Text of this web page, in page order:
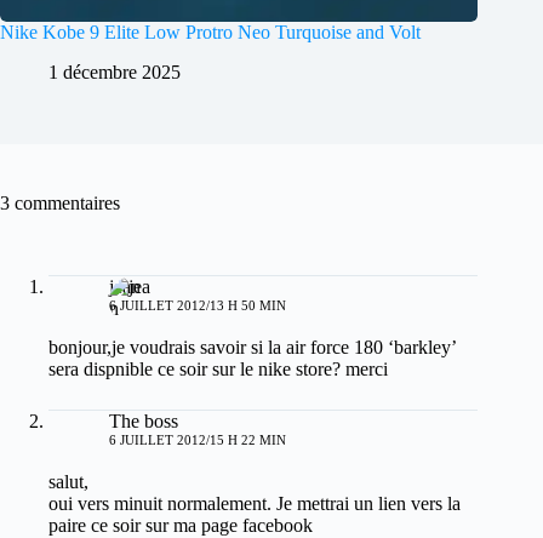
Nike Kobe 9 Elite Low Protro Neo Turquoise and Volt
1 décembre 2025
3 commentaires
jean
6 JUILLET 2012/13 H 50 MIN
bonjour,je voudrais savoir si la air force 180 ‘barkley’
sera dispnible ce soir sur le nike store? merci
The boss
6 JUILLET 2012/15 H 22 MIN
salut,
oui vers minuit normalement. Je mettrai un lien vers la
paire ce soir sur ma page facebook